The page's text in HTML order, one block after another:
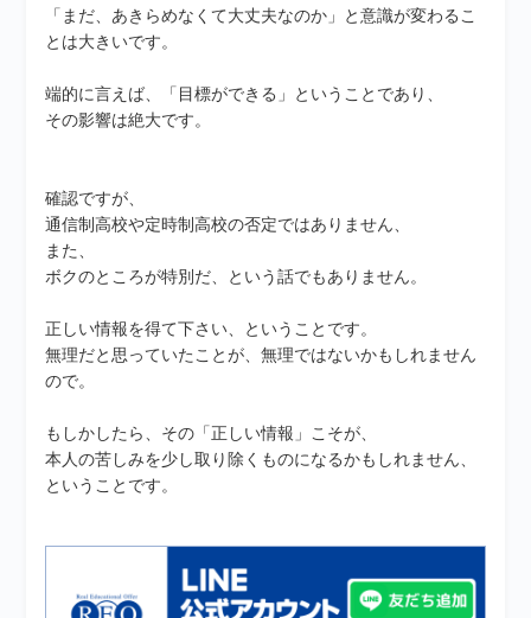
「まだ、あきらめなくて大丈夫なのか」と意識が変わるこ
とは大きいです。
端的に言えば、「目標ができる」ということであり、
その影響は絶大です。
確認ですが、
通信制高校や定時制高校の否定ではありません、
また、
ボクのところが特別だ、という話でもありません。
正しい情報を得て下さい、ということです。
無理だと思っていたことが、無理ではないかもしれません
ので。
もしかしたら、その「正しい情報」こそが、
本人の苦しみを少し取り除くものになるかもしれません、
ということです。